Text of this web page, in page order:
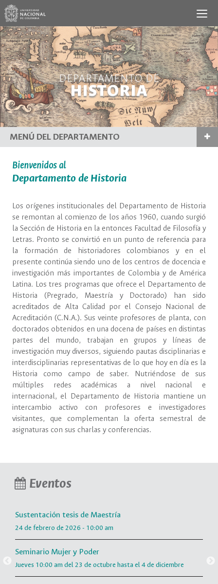
MENÚ DEL DEPARTAMENTO
DEPARTAMENTO DE
HISTORIA
Bienvenidos al
Departamento de Historia
Los orígenes institucionales del Departamento de Historia
se remontan al comienzo de los años 1960, cuando surgió
la Sección de Historia en la entonces Facultad de Filosofía y
Letras. Pronto se convirtió en un punto de referencia para
la formación de historiadores colombianos y en el
presente continúa siendo uno de los centros de docencia e
investigación más importantes de Colombia y de América
Latina. Los tres programas que ofrece el Departamento de
Historia (Pregrado, Maestría y Doctorado) han sido
acreditados de Alta Calidad por el Consejo Nacional de
Acreditación (C.N.A.). Sus veinte profesores de planta, con
doctorados obtenidos en una docena de países en distintas
partes del mundo, trabajan en grupos y líneas de
investigación muy diversos, siguiendo pautas disciplinarias e
interdisciplinarias representativas de lo que hoy en día es la
Historia como campo de saber. Nutriéndose de sus
múltiples redes académicas a nivel nacional e
internacional, el Departamento de Historia mantiene un
intercambio activo con profesores e investigadores
visitantes, que complementan la oferta semestral de
asignaturas con sus charlas y conferencias.
Eventos
Restitución de tierras y reforma agraria, 2012-2022.
Viernes 6 de junio de 2025.10:00 AM
I Simposio Universitario de Estudios Históricos
21, 22 y 23 de mayo de 2025
Sustentación tesis de Maestría
24 de febrero de 2026 - 10:00 am
Seminario Mujer y Poder
Jueves 10:00 am del 23 de octubre hasta el 4 de diciembre